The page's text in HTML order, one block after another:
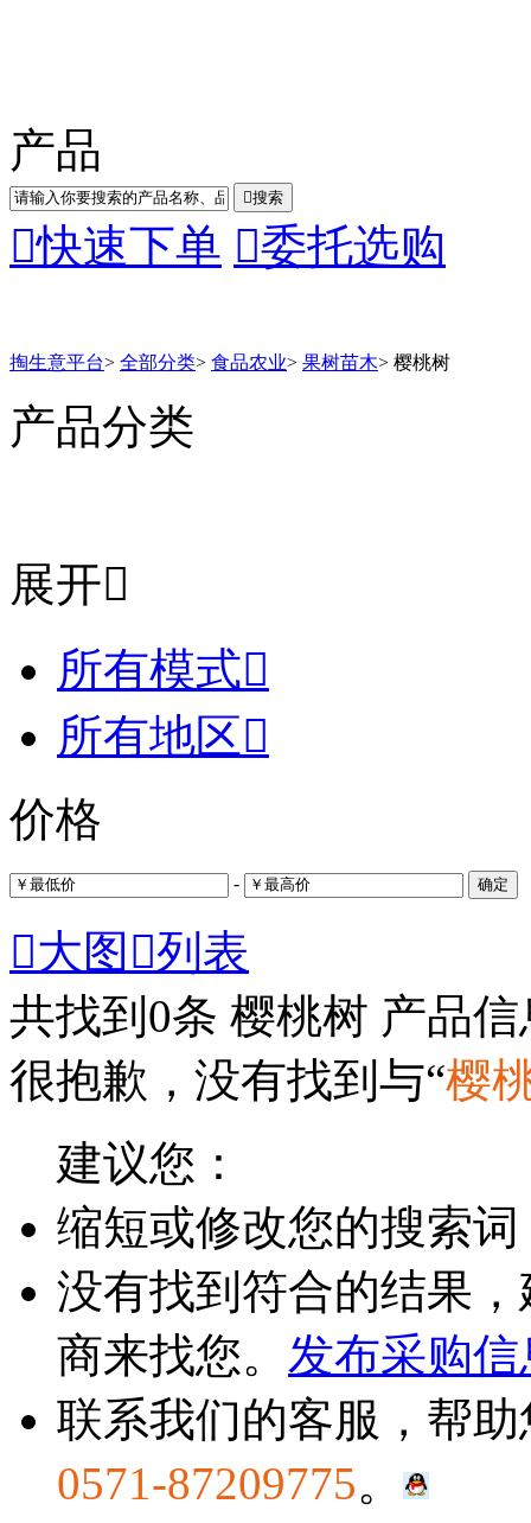
产品
搜索
快速下单 委托选购
掏生意平台> 全部分类> 食品农业> 果树苗木> 樱桃树
产品分类
展开
所有模式
所有地区
价格
- 确定
大图 列表
共找到 0条 樱桃树 产品信
很抱歉，没有找到与“樱
建议您：
缩短或修改您的搜索
没有找到符合的结果
商来找您。 发布采购信
联系我们的客服，帮
0571-87209775。